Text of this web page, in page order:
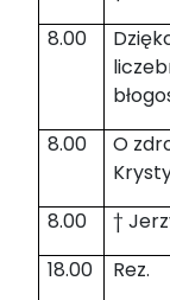
8.00
8.00
O
8.00
†
18.00
Rez.